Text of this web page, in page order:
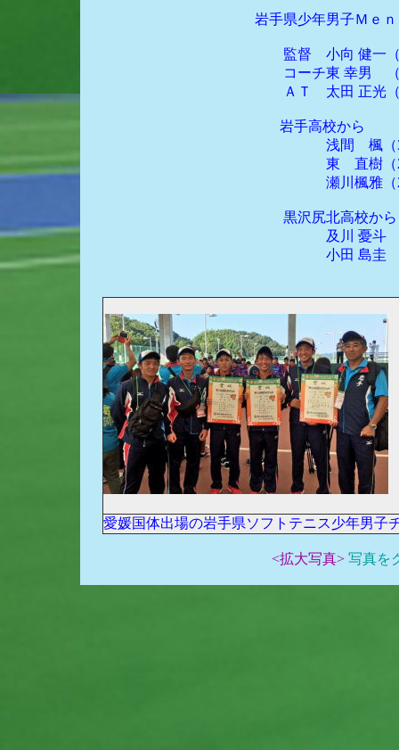
岩手県少年男子Ｍｅｎｂ
監督 小向 健一（新37
コーチ東 幸男 （新39
ＡＴ 太田 正光（新40
岩手高校から
浅間 楓（3年
東 直樹（2年
瀬川楓雅（2年
黒沢尻北高校から
及川 憂斗
小田 島圭
愛媛国体出場の岩手県ソフトテニス少年男子
<拡大写真> 写真を